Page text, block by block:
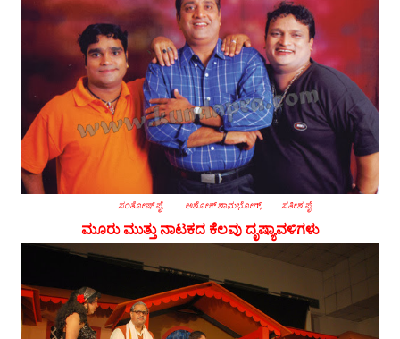
ಸಂತೋಷ್ ಪೈ, ಅಶೋಕ್ ಶಾನುಭೋಗ್, ಸತೀಶ ಪೈ
ಮೂರು ಮುತ್ತು ನಾಟಕದ ಕೆಲವು ದೃಷ್ಯಾವಳಿಗಳು